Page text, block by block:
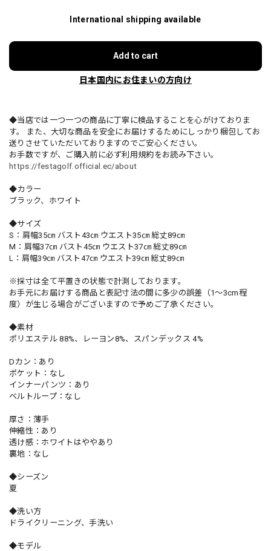
International shipping available
Add to cart
日本国内にお住まいの方向け
◆当店では一つ一つの商品に丁寧に検品することを心がけておりま
す。 また、大切な商品を安全にお届けするためにしっかり梱包してお
送りさせていただいておりますのでご安心ください。
お手数ですが、ご購入前に必ず利用規約をお読み下さい。
https://festagolf.official.ec/about
◆カラー
ブラック、ホワイト
◆サイズ
S：肩幅35㎝ バスト43㎝ ウエスト35㎝ 総丈89㎝
M：肩幅37㎝ バスト45㎝ ウエスト37㎝ 総丈89㎝
L：肩幅39㎝ バスト47㎝ ウエスト39㎝ 総丈89㎝
※採寸は全て平置きの状態で計測しております。
お手元にお届けする商品と表記寸法の間に多少の誤差（1～3cm程
度）が生じる場合がございますので予めご了承ください。
◆素材
ポリエステル 88%、レーヨン8%、スパンデックス 4%
Dカン：あり
ポケット：なし
インナーパンツ：あり
ベルトループ：なし
厚さ：薄手
伸縮性：あり
透け感：ホワイトはややあり
裏地：なし
◆シーズン
夏
◆洗い方
ドライクリーニング、手洗い
◆モデル